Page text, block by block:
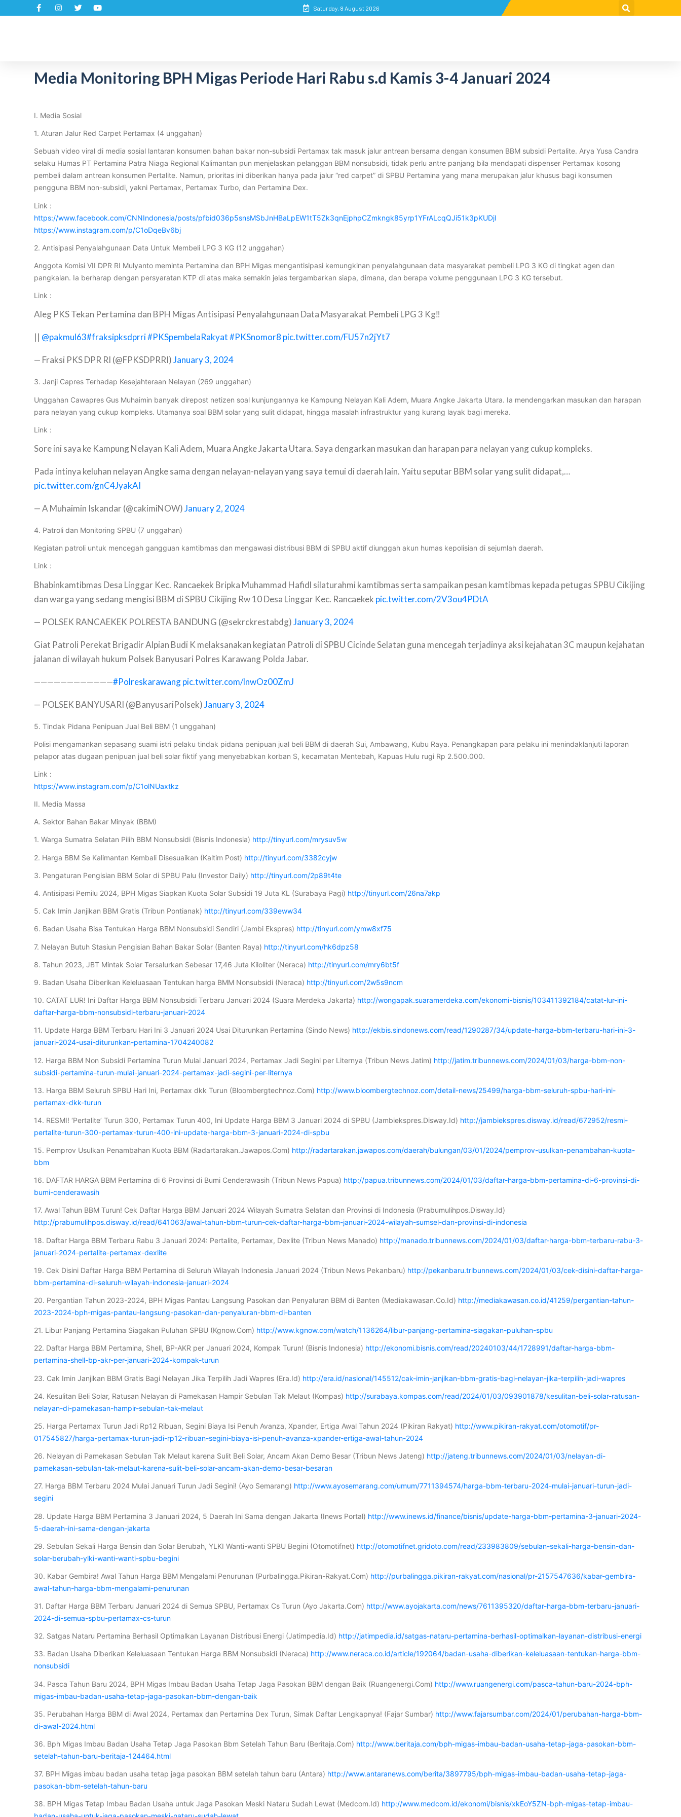
Saturday, 8 August 2026
Media Monitoring BPH Migas Periode Hari Rabu s.d Kamis 3-4 Januari 2024
I. Media Sosial
1. Aturan Jalur Red Carpet Pertamax (4 unggahan)
Sebuah video viral di media sosial lantaran konsumen bahan bakar non-subsidi Pertamax tak masuk jalur antrean bersama dengan konsumen BBM subsidi Pertalite. Arya Yusa Candra
selaku Humas PT Pertamina Patra Niaga Regional Kalimantan pun menjelaskan pelanggan BBM nonsubsidi, tidak perlu antre panjang bila mendapati dispenser Pertamax kosong
pembeli dalam antrean konsumen Pertalite. Namun, prioritas ini diberikan hanya pada jalur “red carpet” di SPBU Pertamina yang mana merupakan jalur khusus bagi konsumen
pengguna BBM non-subsidi, yakni Pertamax, Pertamax Turbo, dan Pertamina Dex.
Link :
https://www.facebook.com/CNNIndonesia/posts/pfbid036p5snsMSbJnHBaLpEW1tT5Zk3qnEjphpCZmkngk85yrp1YFrALcqQJi51k3pKUDjl
https://www.instagram.com/p/C1oDqeBv6bj
2. Antisipasi Penyalahgunaan Data Untuk Membeli LPG 3 KG (12 unggahan)
Anggota Komisi VII DPR RI Mulyanto meminta Pertamina dan BPH Migas mengantisipasi kemungkinan penyalahgunaan data masyarakat pembeli LPG 3 KG di tingkat agen dan
pangkalan. Ia berharap dengan persyaratan KTP di atas maka semakin jelas tergambarkan siapa, dimana, dan berapa volume penggunaan LPG 3 KG tersebut.
Link :
Aleg PKS Tekan Pertamina dan BPH Migas Antisipasi Penyalahgunaan Data Masyarakat Pembeli LPG 3 Kg‼️
|| @pakmul63#fraksipksdprri#PKSpembelaRakyat #PKSnomor8 pic.twitter.com/FU57n2jYt7
— Fraksi PKS DPR RI (@FPKSDPRRI)January 3, 2024
3. Janji Capres Terhadap Kesejahteraan Nelayan (269 unggahan)
Unggahan Cawapres Gus Muhaimin banyak direpost netizen soal kunjungannya ke Kampung Nelayan Kali Adem, Muara Angke Jakarta Utara. Ia mendengarkan masukan dan harapan
para nelayan yang cukup kompleks. Utamanya soal BBM solar yang sulit didapat, hingga masalah infrastruktur yang kurang layak bagi mereka.
Link :
Sore ini saya ke Kampung Nelayan Kali Adem, Muara Angke Jakarta Utara. Saya dengarkan masukan dan harapan para nelayan yang cukup kompleks.
Pada intinya keluhan nelayan Angke sama dengan nelayan-nelayan yang saya temui di daerah lain. Yaitu seputar BBM solar yang sulit didapat,…
pic.twitter.com/gnC4JyakAI
— A Muhaimin Iskandar (@cakimiNOW)January 2, 2024
4. Patroli dan Monitoring SPBU (7 unggahan)
Kegiatan patroli untuk mencegah gangguan kamtibmas dan mengawasi distribusi BBM di SPBU aktif diunggah akun humas kepolisian di sejumlah daerah.
Link :
Bhabinkamtibmas Desa Linggar Kec. Rancaekek Bripka Muhammad Hafidl silaturahmi kamtibmas serta sampaikan pesan kamtibmas kepada petugas SPBU Cikijing
dan warga yang sedang mengisi BBM di SPBU Cikijing Rw 10 Desa Linggar Kec. Rancaekek pic.twitter.com/2V3ou4PDtA
— POLSEK RANCAEKEK POLRESTA BANDUNG (@sekrckrestabdg)January 3, 2024
Giat Patroli Perekat Brigadir Alpian Budi K melaksanakan kegiatan Patroli di SPBU Cicinde Selatan guna mencegah terjadinya aksi kejahatan 3C maupun kejahatan
jalanan di wilayah hukum Polsek Banyusari Polres Karawang Polda Jabar.
————————————#Polreskarawangpic.twitter.com/lnwOz00ZmJ
— POLSEK BANYUSARI (@BanyusariPolsek)January 3, 2024
5. Tindak Pidana Penipuan Jual Beli BBM (1 unggahan)
Polisi mengamankan sepasang suami istri pelaku tindak pidana penipuan jual beli BBM di daerah Sui, Ambawang, Kubu Raya. Penangkapan para pelaku ini menindaklanjuti laporan
pelapor atas dugaan penipuan jual beli solar fiktif yang menyebabkan korban S, kecamatan Mentebah, Kapuas Hulu rugi Rp 2.500.000.
Link :
https://www.instagram.com/p/C1olNUaxtkz
II. Media Massa
A. Sektor Bahan Bakar Minyak (BBM)
1. Warga Sumatra Selatan Pilih BBM Nonsubsidi (Bisnis Indonesia) http://tinyurl.com/mrysuv5w
2. Harga BBM Se Kalimantan Kembali Disesuaikan (Kaltim Post) http://tinyurl.com/3382cyjw
3. Pengaturan Pengisian BBM Solar di SPBU Palu (Investor Daily) http://tinyurl.com/2p89t4te
4. Antisipasi Pemilu 2024, BPH Migas Siapkan Kuota Solar Subsidi 19 Juta KL (Surabaya Pagi) http://tinyurl.com/26na7akp
5. Cak Imin Janjikan BBM Gratis (Tribun Pontianak) http://tinyurl.com/339eww34
6. Badan Usaha Bisa Tentukan Harga BBM Nonsubsidi Sendiri (Jambi Ekspres) http://tinyurl.com/ymw8xf75
7. Nelayan Butuh Stasiun Pengisian Bahan Bakar Solar (Banten Raya) http://tinyurl.com/hk6dpz58
8. Tahun 2023, JBT Mintak Solar Tersalurkan Sebesar 17,46 Juta Kiloliter (Neraca) http://tinyurl.com/mry6bt5f
9. Badan Usaha Diberikan Keleluasaan Tentukan harga BMM Nonsubsidi (Neraca) http://tinyurl.com/2w5s9ncm
10. CATAT LUR! Ini Daftar Harga BBM Nonsubsidi Terbaru Januari 2024 (Suara Merdeka Jakarta) http://wongapak.suaramerdeka.com/ekonomi-bisnis/103411392184/catat-lur-ini-
daftar-harga-bbm-nonsubsidi-terbaru-januari-2024
11. Update Harga BBM Terbaru Hari Ini 3 Januari 2024 Usai Diturunkan Pertamina (Sindo News) http://ekbis.sindonews.com/read/1290287/34/update-harga-bbm-terbaru-hari-ini-3-
januari-2024-usai-diturunkan-pertamina-1704240082
12. Harga BBM Non Subsidi Pertamina Turun Mulai Januari 2024, Pertamax Jadi Segini per Liternya (Tribun News Jatim) http://jatim.tribunnews.com/2024/01/03/harga-bbm-non-
subsidi-pertamina-turun-mulai-januari-2024-pertamax-jadi-segini-per-liternya
13. Harga BBM Seluruh SPBU Hari Ini, Pertamax dkk Turun (Bloombergtechnoz.Com) http://www.bloombergtechnoz.com/detail-news/25499/harga-bbm-seluruh-spbu-hari-ini-
pertamax-dkk-turun
14. RESMI! ‘Pertalite’ Turun 300, Pertamax Turun 400, Ini Update Harga BBM 3 Januari 2024 di SPBU (Jambiekspres.Disway.Id) http://jambiekspres.disway.id/read/672952/resmi-
pertalite-turun-300-pertamax-turun-400-ini-update-harga-bbm-3-januari-2024-di-spbu
15. Pemprov Usulkan Penambahan Kuota BBM (Radartarakan.Jawapos.Com) http://radartarakan.jawapos.com/daerah/bulungan/03/01/2024/pemprov-usulkan-penambahan-kuota-
bbm
16. DAFTAR HARGA BBM Pertamina di 6 Provinsi di Bumi Cenderawasih (Tribun News Papua) http://papua.tribunnews.com/2024/01/03/daftar-harga-bbm-pertamina-di-6-provinsi-di-
bumi-cenderawasih
17. Awal Tahun BBM Turun! Cek Daftar Harga BBM Januari 2024 Wilayah Sumatra Selatan dan Provinsi di Indonesia (Prabumulihpos.Disway.Id)
http://prabumulihpos.disway.id/read/641063/awal-tahun-bbm-turun-cek-daftar-harga-bbm-januari-2024-wilayah-sumsel-dan-provinsi-di-indonesia
18. Daftar Harga BBM Terbaru Rabu 3 Januari 2024: Pertalite, Pertamax, Dexlite (Tribun News Manado) http://manado.tribunnews.com/2024/01/03/daftar-harga-bbm-terbaru-rabu-3-
januari-2024-pertalite-pertamax-dexlite
19. Cek Disini Daftar Harga BBM Pertamina di Seluruh Wilayah Indonesia Januari 2024 (Tribun News Pekanbaru) http://pekanbaru.tribunnews.com/2024/01/03/cek-disini-daftar-harga-
bbm-pertamina-di-seluruh-wilayah-indonesia-januari-2024
20. Pergantian Tahun 2023-2024, BPH Migas Pantau Langsung Pasokan dan Penyaluran BBM di Banten (Mediakawasan.Co.Id) http://mediakawasan.co.id/41259/pergantian-tahun-
2023-2024-bph-migas-pantau-langsung-pasokan-dan-penyaluran-bbm-di-banten
21. Libur Panjang Pertamina Siagakan Puluhan SPBU (Kgnow.Com) http://www.kgnow.com/watch/1136264/libur-panjang-pertamina-siagakan-puluhan-spbu
22. Daftar Harga BBM Pertamina, Shell, BP-AKR per Januari 2024, Kompak Turun! (Bisnis Indonesia) http://ekonomi.bisnis.com/read/20240103/44/1728991/daftar-harga-bbm-
pertamina-shell-bp-akr-per-januari-2024-kompak-turun
23. Cak Imin Janjikan BBM Gratis Bagi Nelayan Jika Terpilih Jadi Wapres (Era.Id) http://era.id/nasional/145512/cak-imin-janjikan-bbm-gratis-bagi-nelayan-jika-terpilih-jadi-wapres
24. Kesulitan Beli Solar, Ratusan Nelayan di Pamekasan Hampir Sebulan Tak Melaut (Kompas) http://surabaya.kompas.com/read/2024/01/03/093901878/kesulitan-beli-solar-ratusan-
nelayan-di-pamekasan-hampir-sebulan-tak-melaut
25. Harga Pertamax Turun Jadi Rp12 Ribuan, Segini Biaya Isi Penuh Avanza, Xpander, Ertiga Awal Tahun 2024 (Pikiran Rakyat) http://www.pikiran-rakyat.com/otomotif/pr-
017545827/harga-pertamax-turun-jadi-rp12-ribuan-segini-biaya-isi-penuh-avanza-xpander-ertiga-awal-tahun-2024
26. Nelayan di Pamekasan Sebulan Tak Melaut karena Sulit Beli Solar, Ancam Akan Demo Besar (Tribun News Jateng) http://jateng.tribunnews.com/2024/01/03/nelayan-di-
pamekasan-sebulan-tak-melaut-karena-sulit-beli-solar-ancam-akan-demo-besar-besaran
27. Harga BBM Terbaru 2024 Mulai Januari Turun Jadi Segini! (Ayo Semarang) http://www.ayosemarang.com/umum/7711394574/harga-bbm-terbaru-2024-mulai-januari-turun-jadi-
segini
28. Update Harga BBM Pertamina 3 Januari 2024, 5 Daerah Ini Sama dengan Jakarta (Inews Portal) http://www.inews.id/finance/bisnis/update-harga-bbm-pertamina-3-januari-2024-
5-daerah-ini-sama-dengan-jakarta
29. Sebulan Sekali Harga Bensin dan Solar Berubah, YLKI Wanti-wanti SPBU Begini (Otomotifnet) http://otomotifnet.gridoto.com/read/233983809/sebulan-sekali-harga-bensin-dan-
solar-berubah-ylki-wanti-wanti-spbu-begini
30. Kabar Gembira! Awal Tahun Harga BBM Mengalami Penurunan (Purbalingga.Pikiran-Rakyat.Com) http://purbalingga.pikiran-rakyat.com/nasional/pr-2157547636/kabar-gembira-
awal-tahun-harga-bbm-mengalami-penurunan
31. Daftar Harga BBM Terbaru Januari 2024 di Semua SPBU, Pertamax Cs Turun (Ayo Jakarta.Com) http://www.ayojakarta.com/news/7611395320/daftar-harga-bbm-terbaru-januari-
2024-di-semua-spbu-pertamax-cs-turun
32. Satgas Nataru Pertamina Berhasil Optimalkan Layanan Distribusi Energi (Jatimpedia.Id) http://jatimpedia.id/satgas-nataru-pertamina-berhasil-optimalkan-layanan-distribusi-energi
33. Badan Usaha Diberikan Keleluasaan Tentukan Harga BBM Nonsubsidi (Neraca) http://www.neraca.co.id/article/192064/badan-usaha-diberikan-keleluasaan-tentukan-harga-bbm-
nonsubsidi
34. Pasca Tahun Baru 2024, BPH Migas Imbau Badan Usaha Tetap Jaga Pasokan BBM dengan Baik (Ruangenergi.Com) http://www.ruangenergi.com/pasca-tahun-baru-2024-bph-
migas-imbau-badan-usaha-tetap-jaga-pasokan-bbm-dengan-baik
35. Perubahan Harga BBM di Awal 2024, Pertamax dan Pertamina Dex Turun, Simak Daftar Lengkapnya! (Fajar Sumbar) http://www.fajarsumbar.com/2024/01/perubahan-harga-bbm-
di-awal-2024.html
36. Bph Migas Imbau Badan Usaha Tetap Jaga Pasokan Bbm Setelah Tahun Baru (Beritaja.Com) http://www.beritaja.com/bph-migas-imbau-badan-usaha-tetap-jaga-pasokan-bbm-
setelah-tahun-baru-beritaja-124464.html
37. BPH Migas imbau badan usaha tetap jaga pasokan BBM setelah tahun baru (Antara) http://www.antaranews.com/berita/3897795/bph-migas-imbau-badan-usaha-tetap-jaga-
pasokan-bbm-setelah-tahun-baru
38. BPH Migas Tetap Imbau Badan Usaha untuk Jaga Pasokan Meski Nataru Sudah Lewat (Medcom.Id) http://www.medcom.id/ekonomi/bisnis/xkEoY5ZN-bph-migas-tetap-imbau-